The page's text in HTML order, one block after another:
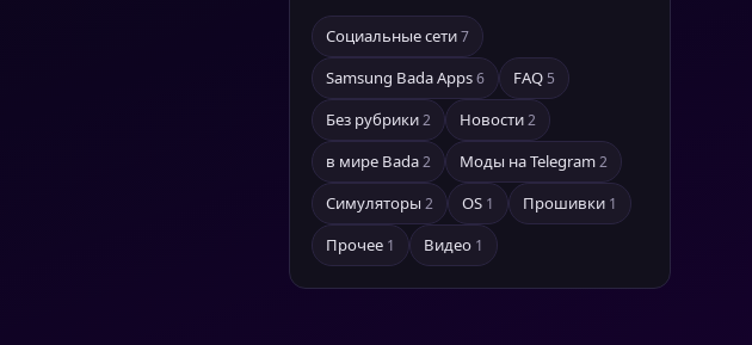
Социальные сети7
Samsung Bada Apps6 FAQ 5
Без рубрики2 Новости2
в мире Bada2 Моды на Telegram2
Симуляторы 2 OS 1 Прошивки 1
Прочее 1 Видео 1